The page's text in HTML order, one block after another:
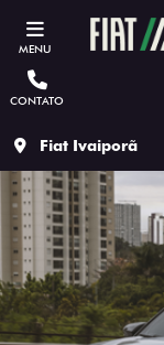
MENU
CONTATO
Fiat Ivaiporã